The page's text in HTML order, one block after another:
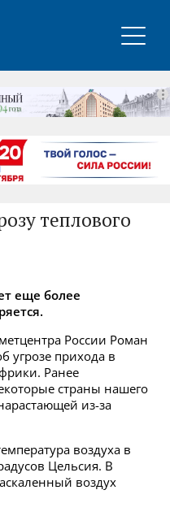
теплового
еще более
России Роман
угрозе прихода в
Ранее
страны нашего
из-за
воздуха в
Цельсия. В
воздух